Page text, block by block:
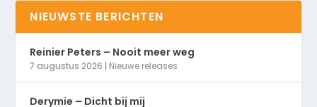
NIEUWSTE BERICHTEN
Reinier Peters – Nooit meer weg
7 augustus 2026 | Nieuwe releases
Derymie – Dicht bij mij